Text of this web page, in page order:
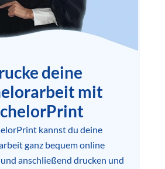
deine
mit
kannst du deine
ganz bequem online
anschließend drucken und